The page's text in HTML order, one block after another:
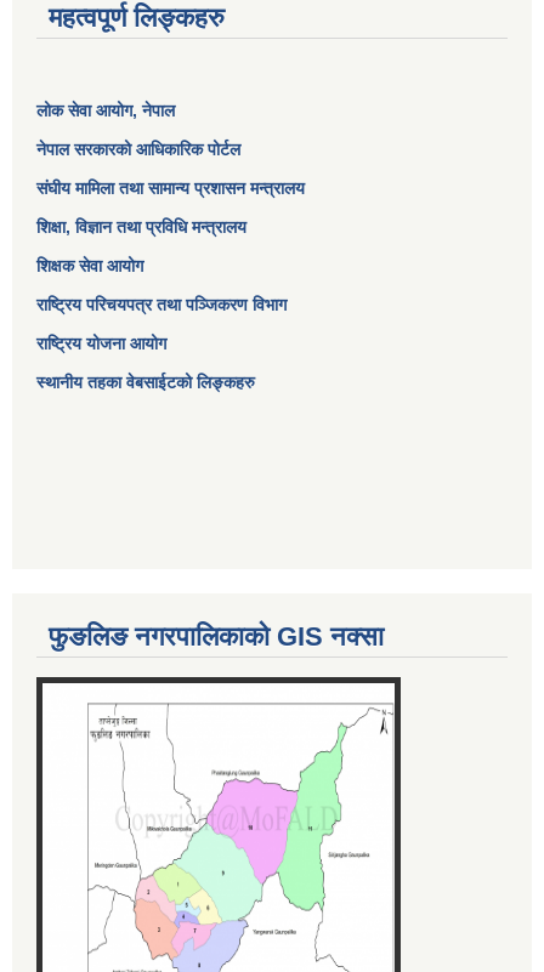
महत्वपूर्ण लिङ्कहरु
लोक सेवा आयोग, नेपाल
नेपाल सरकारको आधिकारिक पोर्टल
संघीय मामिला तथा सामान्य प्रशासन मन्त्रालय
शिक्षा, विज्ञान तथा प्रविधि मन्त्रालय
शिक्षक सेवा आयोग
राष्ट्रिय परिचयपत्र तथा पञ्जिकरण विभाग
राष्ट्रिय योजना आयोग
स्थानीय तहका वेबसाईटको लिङ्कहरु
फुङलिङ नगरपालिकाको GIS नक्सा